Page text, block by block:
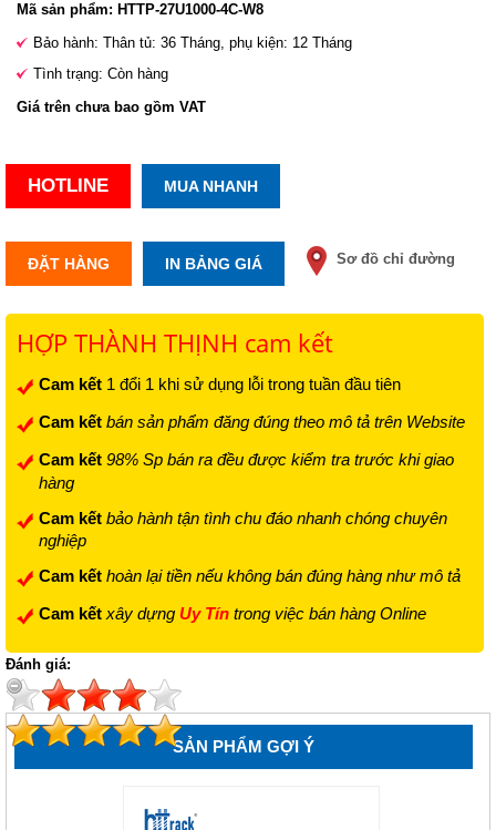
Mã sản phẩm: HTTP-27U1000-4C-W8
Bảo hành: Thân tủ: 36 Tháng, phụ kiện: 12 Tháng
Tình trạng: Còn hàng
Giá trên chưa bao gồm VAT
HOTLINE MUA NHANH
ĐẶT HÀNG IN BẢNG GIÁ Sơ đồ chỉ đường
HỢP THÀNH THỊNH cam kết
Cam kết 1 đổi 1 khi sử dụng lỗi trong tuần đầu tiên
Cam kết bán sản phẩm đăng đúng theo mô tả trên Website
Cam kết 98% Sp bán ra đều được kiểm tra trước khi giao
hàng
Cam kết bảo hành tận tình chu đáo nhanh chóng chuyên
nghiệp
Cam kết hoàn lại tiền nếu không bán đúng hàng như mô tả
Cam kết xây dựng Uy Tín trong việc bán hàng Online
Đánh giá:
SẢN PHẨM GỢI Ý